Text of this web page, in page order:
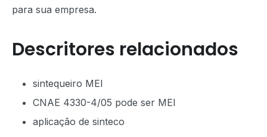
para sua empresa.
Descritores relacionados
sintequeiro MEI
CNAE 4330-4/05 pode ser MEI
aplicação de sinteco